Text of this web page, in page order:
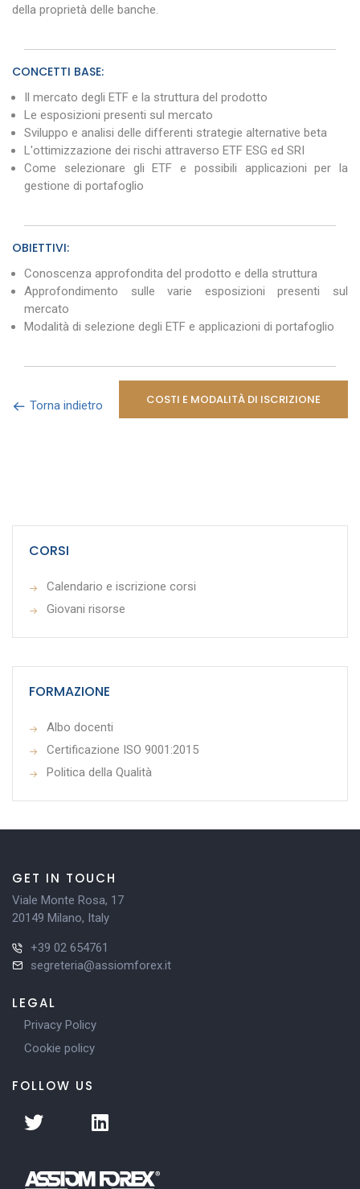
della proprietà delle banche.
CONCETTI BASE:
Il mercato degli ETF e la struttura del prodotto
Le esposizioni presenti sul mercato
Sviluppo e analisi delle differenti strategie alternative beta
L'ottimizzazione dei rischi attraverso ETF ESG ed SRI
Come selezionare gli ETF e possibili applicazioni per la
gestione di portafoglio
OBIETTIVI:
Conoscenza approfondita del prodotto e della struttura
Approfondimento sulle varie esposizioni presenti sul
mercato
Modalità di selezione degli ETF e applicazioni di portafoglio
Torna indietro COSTI E MODALITÀ DI ISCRIZIONE
CORSI
Calendario e iscrizione corsi
Giovani risorse
FORMAZIONE
Albo docenti
Certificazione ISO 9001:2015
Politica della Qualità
GET IN TOUCH
Viale Monte Rosa, 17
20149 Milano, Italy
+39 02 654761
segreteria@assiomforex.it
LEGAL
Privacy Policy
Cookie policy
FOLLOW US